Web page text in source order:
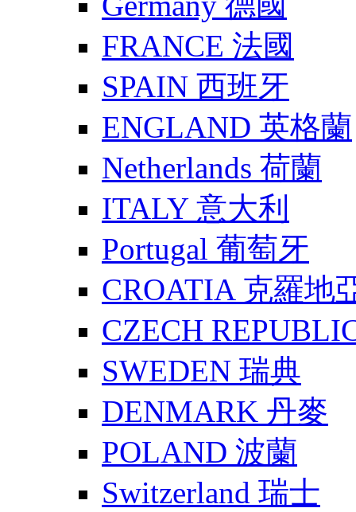
FRANCE 法國
SPAIN 西班牙
ENGLAND 英格蘭
Netherlands 荷蘭
ITALY 意大利
Portugal 葡萄牙
CROATIA 克羅地
CZECH
SWEDEN 瑞典
DENMARK 丹麥
POLAND 波蘭
Switzerland 瑞士